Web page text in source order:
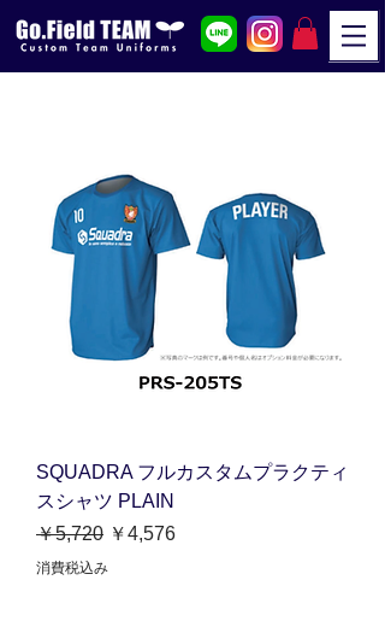
SQUADRA フルカスタムプラクティ
スシャツ PLAIN
通常価格
￥5,720 セール価格
￥4,576
消費税込み